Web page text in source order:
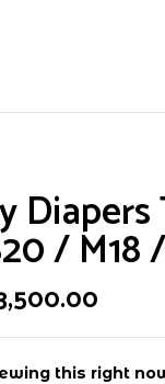
/ M18
ini
this right